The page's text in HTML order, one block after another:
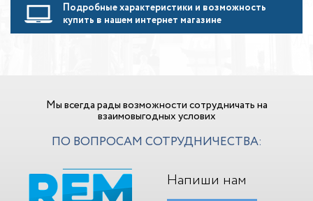
Подробные характеристики и возможность
купить в нашем интернет магазине
Мы всегда рады возможности сотрудничать на
взаимовыгодных услових
ПО ВОПРОСАМ СОТРУДНИЧЕСТВА:
Напиши нам